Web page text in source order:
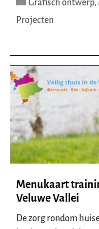
Grafisch ontwerp,
Projecten
Menukaart
Veluwe Vallei
De zorg rondom